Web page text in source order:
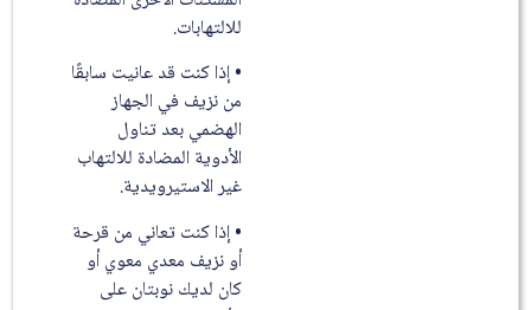
للالتهابات.
• إذا كنت قد عانيت سابقًا
من نزيف في الجهاز
الهضمي بعد تناول
الأدوية المضادة للالتهاب
غير الاستيرويدية.
• إذا كنت تعاني من قرحة
أو نزيف معدي معوي أو
كان لديك نوبتان على